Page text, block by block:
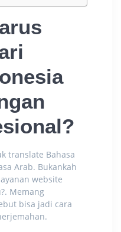
translate Bahasa
Arab. Bukankah
website
Memang
bisa jadi cara